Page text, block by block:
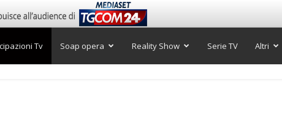
Tv Soap opera Reality Show Serie TV Altri